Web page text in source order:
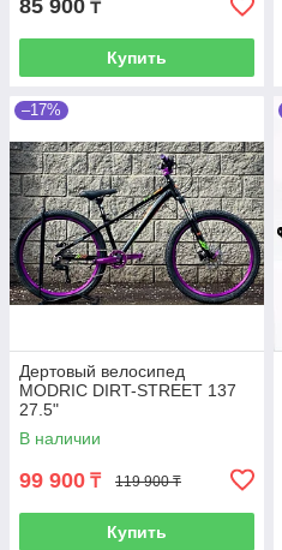
85 900 ₸
Купить
–17%
Дертовый велосипед
MODRIC DIRT-STREET 137
27.5"
В наличии
99 900 ₸ 119 900 ₸
Купить